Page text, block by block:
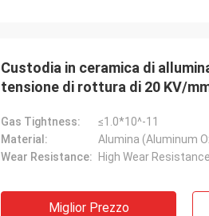
Custodia in ceramica di
tensione di rottura di 20 KV/
Gas Tightness:
≤1.0*10^-11
Material:
Alumina (Aluminum
Wear Resistance:
High Wear Resistance
Miglior Prezzo